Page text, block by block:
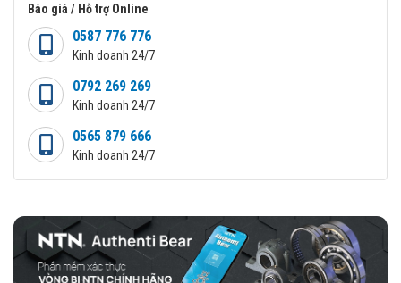
Báo giá / Hỗ trợ Online
0587 776 776
Kinh doanh 24/7
0792 269 269
Kinh doanh 24/7
0565 879 666
Kinh doanh 24/7